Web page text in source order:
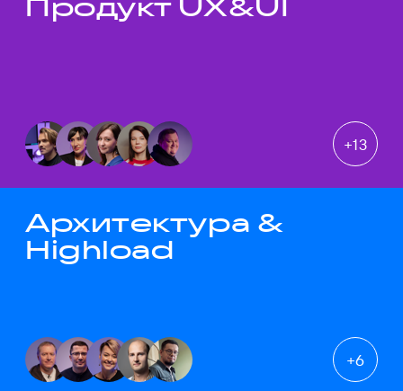
Темы докладов
Продукт UX&UI
+13
Архитектура &
Highload
+6